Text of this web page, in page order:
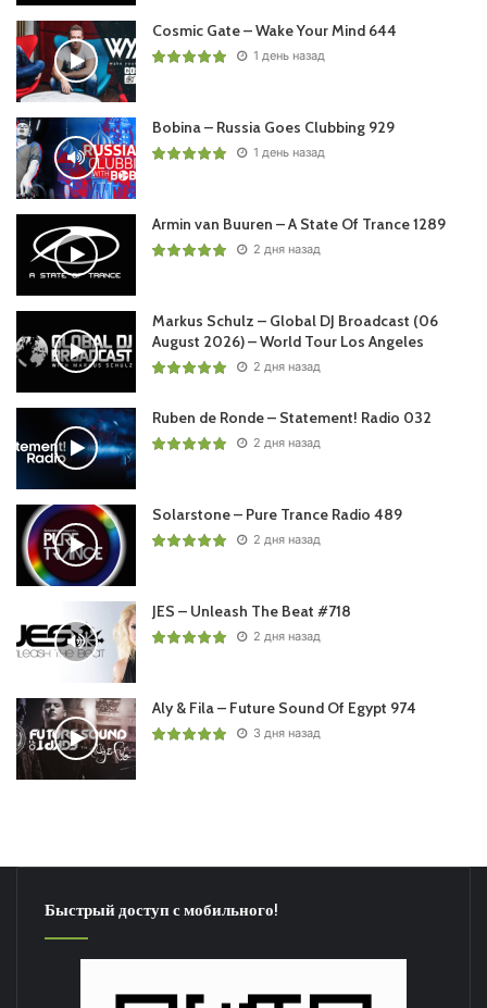
Cosmic Gate – Wake Your Mind 644
1 день назад
Bobina – Russia Goes Clubbing 929
1 день назад
Armin van Buuren – A State Of Trance 1289
2 дня назад
Markus Schulz – Global DJ Broadcast (06
August 2026) – World Tour Los Angeles
2 дня назад
Ruben de Ronde – Statement! Radio 032
2 дня назад
Solarstone – Pure Trance Radio 489
2 дня назад
JES – Unleash The Beat #718
2 дня назад
Aly & Fila – Future Sound Of Egypt 974
3 дня назад
Быстрый доступ с мобильного!